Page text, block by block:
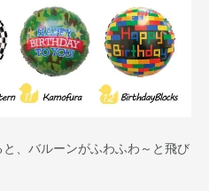
、バルーンがふわふわ～と飛び